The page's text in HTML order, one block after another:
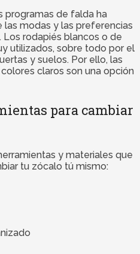
programas de falda ha
modas y las preferencias
rodapiés blancos o de
utilizados, sobre todo por el
y suelos. Por ello, las
claros son una opción
para cambiar
y materiales que
tu zócalo tú mismo: